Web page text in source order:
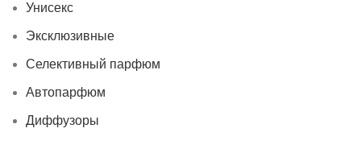
Унисекс
Эксклюзивные
Селективный парфюм
Автопарфюм
Диффузоры